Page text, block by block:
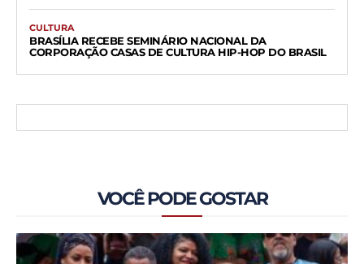
CULTURA
BRASÍLIA RECEBE SEMINÁRIO NACIONAL DA
CORPORAÇÃO CASAS DE CULTURA HIP-HOP DO BRASIL
VOCÊ PODE GOSTAR